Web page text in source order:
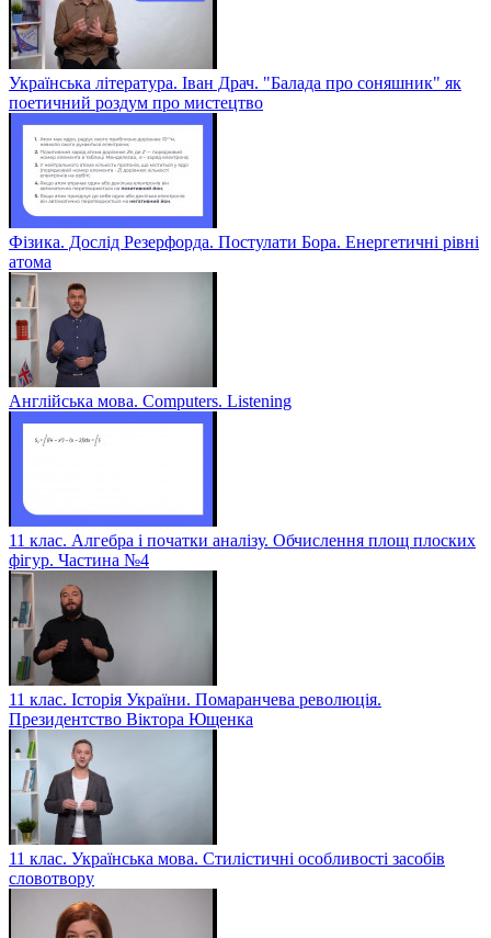
Українська література. Іван Драч. "Балада про соняшник" як
поетичний роздум про мистецтво
Фізика. Дослід Резерфорда. Постулати Бора. Енергетичні рівні
атома
Англійська мова. Computers. Listening
11 клас. Алгебра і початки аналізу. Обчислення площ плоских
фігур. Частина №4
11 клас. Історія України. Помаранчева революція.
Президентство Віктора Ющенка
11 клас. Українська мова. Стилістичні особливості засобів
словотвору